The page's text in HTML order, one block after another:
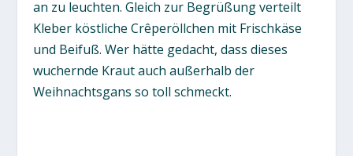
an zu leuchten. Gleich zur Begrüßung verteilt
Kleber köstliche Crêperöllchen mit Frischkäse
und Beifuß. Wer hätte gedacht, dass dieses
wuchernde Kraut auch außerhalb der
Weihnachtsgans so toll schmeckt.